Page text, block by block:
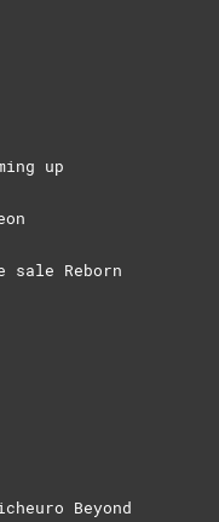
up
sale Reborn
Beyond